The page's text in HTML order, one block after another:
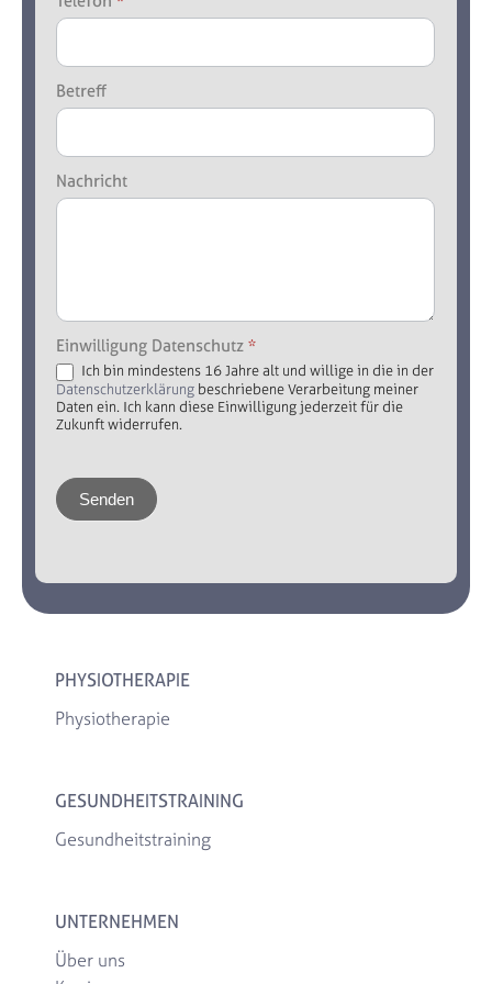
Betreff
Nachricht
Einwilligung Datenschutz*
Ich bin mindestens 16 Jahre alt und willige in die in der
Datenschutzerklärung beschriebene Verarbeitung meiner
Daten ein. Ich kann diese Einwilligung jederzeit für die
Zukunft widerrufen.
Senden
PHYSIOTHERAPIE
Physiotherapie
GESUNDHEITSTRAINING
Gesundheitstraining
UNTERNEHMEN
Über uns